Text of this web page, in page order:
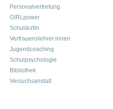
Personalvertretung
G!RLpower
Schulärztin
Vertrauenslehrer:innen
Jugendcoaching
Schulpsychologie
Bibliothek
Versuchsanstalt